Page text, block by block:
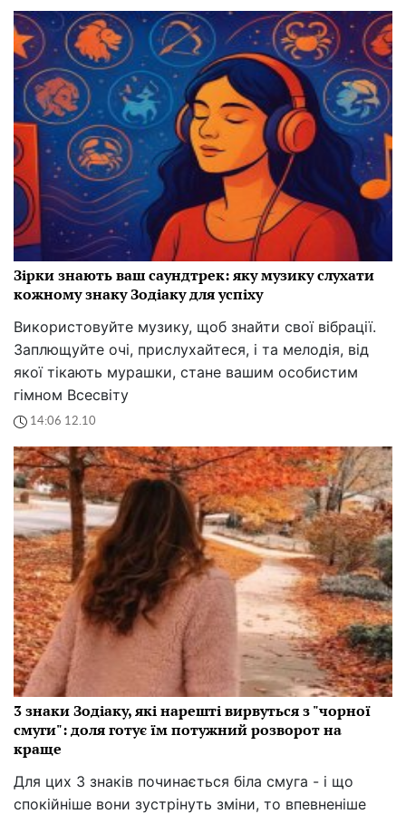
Зірки знають ваш саундтрек: яку музику слухати
кожному знаку Зодіаку для успіху
Використовуйте музику, щоб знайти свої вібрації.
Заплющуйте очі, прислухайтеся, і та мелодія, від
якої тікають мурашки, стане вашим особистим
гімном Всесвіту
14:06 12.10
3 знаки Зодіаку, які нарешті вирвуться з "чорної
смуги": доля готує їм потужний розворот на
краще
Для цих 3 знаків починається біла смуга - і що
спокійніше вони зустрінуть зміни, то впевненіше